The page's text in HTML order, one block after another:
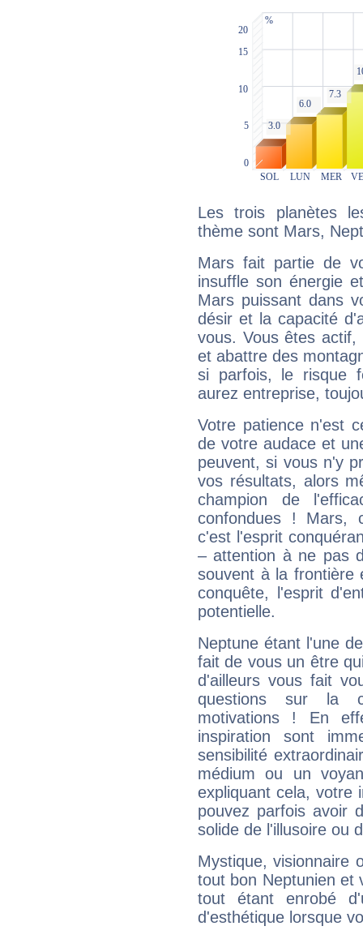
Les trois planètes
thème sont Mars,
Mars fait partie de
insuffle son énergie
Mars puissant dans
désir et la capacité
vous. Vous êtes
et abattre des
si parfois, le risque
aurez entreprise,
Votre patience n'est
de votre audace et
peuvent, si vous n'y
vos résultats, alors
champion de
confondues ! Mars,
c'est l'esprit
– attention à ne pas
souvent à la frontière
conquête, l'esprit
potentielle.
Neptune étant l'une
fait de vous un être
d'ailleurs vous fait
questions sur la
motivations ! En
inspiration sont
sensibilité
médium ou un
expliquant cela, votre
pouvez parfois avoir
solide de l'illusoire ou
Mystique, visionnaire
tout bon Neptunien et
tout étant enrobé
d'esthétique lorsque